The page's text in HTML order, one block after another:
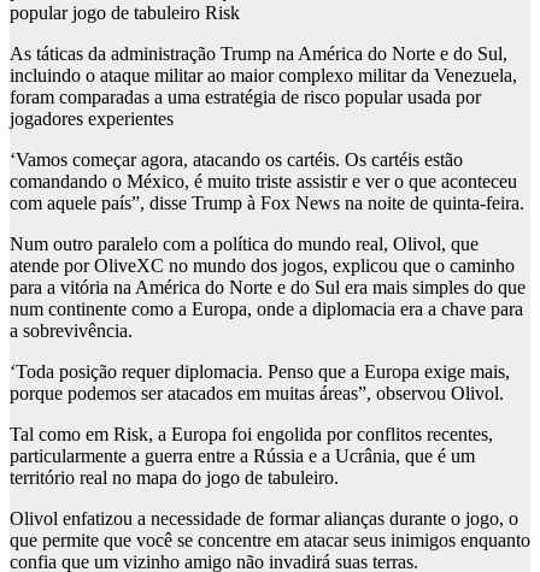
popular jogo de tabuleiro Risk
As táticas da administração Trump na América do Norte e do Sul,
incluindo o ataque militar ao maior complexo militar da Venezuela,
foram comparadas a uma estratégia de risco popular usada por
jogadores experientes
‘Vamos começar agora, atacando os cartéis. Os cartéis estão
comandando o México, é muito triste assistir e ver o que aconteceu
com aquele país”, disse Trump à Fox News na noite de quinta-feira.
Num outro paralelo com a política do mundo real, Olivol, que
atende por OliveXC no mundo dos jogos, explicou que o caminho
para a vitória na América do Norte e do Sul era mais simples do que
num continente como a Europa, onde a diplomacia era a chave para
a sobrevivência.
‘Toda posição requer diplomacia. Penso que a Europa exige mais,
porque podemos ser atacados em muitas áreas”, observou Olivol.
Tal como em Risk, a Europa foi engolida por conflitos recentes,
particularmente a guerra entre a Rússia e a Ucrânia, que é um
território real no mapa do jogo de tabuleiro.
Olivol enfatizou a necessidade de formar alianças durante o jogo, o
que permite que você se concentre em atacar seus inimigos enquanto
confia que um vizinho amigo não invadirá suas terras.